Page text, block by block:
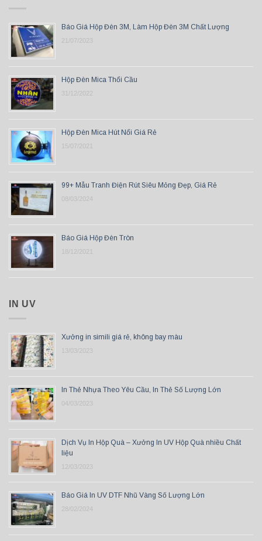
Báo Giá Hộp Đèn 3M, Làm Hộp Đèn 3M Chất Lượng
21/07/2023
Hộp Đèn Mica Thổi Cầu
31/12/2022
Hộp Đèn Mica Hút Nổi Giá Rẻ
15/07/2021
99+ Mẫu Tranh Điện Rút Siêu Mỏng Đẹp, Giá Rẻ
08/03/2024
Báo Giá Hộp Đèn Tròn
18/12/2021
IN UV
Xưởng in simili giá rẻ, không bay màu
13/03/2023
In Thẻ Nhựa Theo Yêu Cầu, In Thẻ Số Lượng Lớn
04/03/2023
Dịch Vụ In Hộp Quà – Xưởng In UV Hộp Quà nhiều Chất
liệu
12/03/2023
Báo Giá In UV DTF Nhũ Vàng Số Lượng Lớn
28/02/2024